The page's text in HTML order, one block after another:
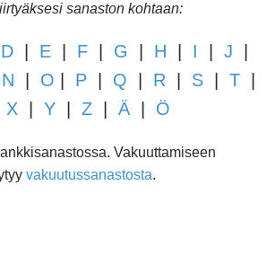
sanaston kohtaan:
D E F G H I J
N O P Q R S T
X Y Z Ä Ö
Vakuuttamiseen
vakuutussanastosta.